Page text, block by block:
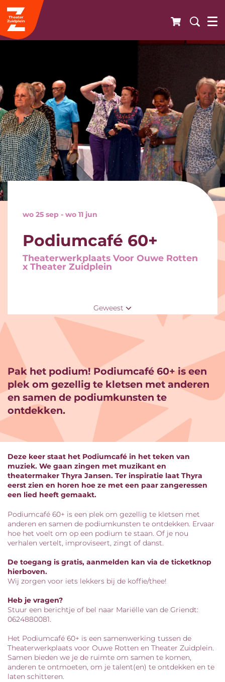
Podiumcafé 60+
Theaterwerkplaats Voor Ouwe Rotten
x Theater Zuidplein
wo 25 sep - wo 11 jun
Geweest
Pak het podium! Podiumcafé 60+ is een
plek om gezellig te kletsen met anderen
en samen de podiumkunsten te
ontdekken.
Deze keer staat het Podiumcafé in het teken van
muziek. We gaan zingen met muzikant en
theatermaker Thyra Jansen. Ter inspiratie laat Thyra
eerst zien en horen hoe ze met een paar zangeressen
een lied heeft gemaakt.
Podiumcafé 60+ is een plek om gezellig te kletsen met
anderen en samen de podiumkunsten te ontdekken. Ervaar
hoe het voelt om op een podium te staan. Of je nou
verhalen vertelt, improviseert, zingt of danst.
De toegang is gratis, aanmelden kan via de ticketknop
hierboven.
Wij zorgen voor iets lekkers bij de koffie/thee!
Heb je vragen?
Stuur een berichtje of bel naar Mariëlle van de Griendt:
0624880081.
Het Podiumcafé 60+ is een samenwerking tussen de
Theaterwerkplaats voor Ouwe Rotten en Theater Zuidplein.
Samen bieden we je de ruimte om samen te komen,
anderen te ontmoeten, om je talent(en) te ontdekken en te
laten schitteren.